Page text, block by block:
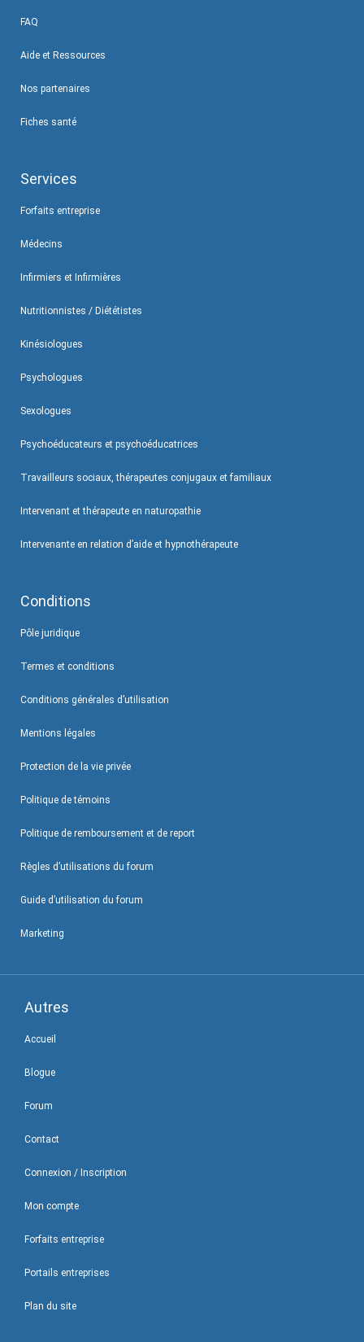
FAQ
Aide et Ressources
Nos partenaires
Fiches santé
Services
Forfaits entreprise
Médecins
Infirmiers et Infirmières
Nutritionnistes / Diététistes
Kinésiologues
Psychologues
Sexologues
Psychoéducateurs et psychoéducatrices
Travailleurs sociaux, thérapeutes conjugaux et familiaux
Intervenant et thérapeute en naturopathie
Intervenante en relation d’aide et hypnothérapeute
Conditions
Pôle juridique
Termes et conditions
Conditions générales d’utilisation
Mentions légales
Protection de la vie privée
Politique de témoins
Politique de remboursement et de report
Règles d’utilisations du forum
Guide d’utilisation du forum
Marketing
Autres
Accueil
Blogue
Forum
Contact
Connexion / Inscription
Mon compte
Forfaits entreprise
Portails entreprises
Plan du site